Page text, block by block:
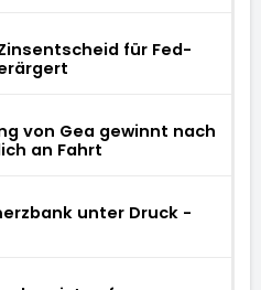
Zinsentscheid für Fed-
von Gea gewinnt nach
an Fahrt
unter Druck -